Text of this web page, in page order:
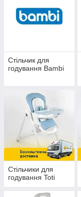
Стільчик для
годування Bambi
Стільчики для
годування Toti